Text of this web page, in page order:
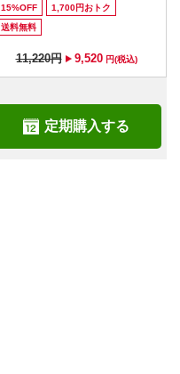
15%OFF
1,700円おトク
送料無料
11,220円 9,520 円(税込)
定期購入する